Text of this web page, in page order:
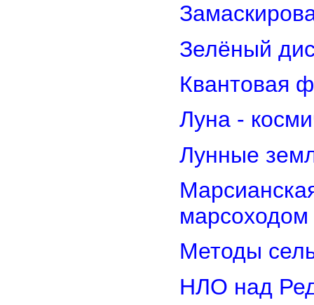
Зелёный
Квантовая
Луна -
Лунные
марсоходом
Методы
НЛО над